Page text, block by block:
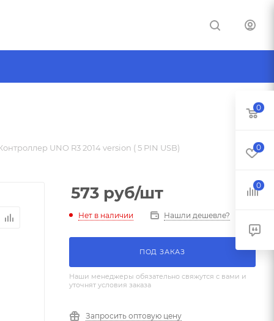
UNO R3 2014 version ( 5 PIN USB)
573 руб/шт
Нет в наличии Нашли дешевле?
ПОД ЗАКАЗ
Наши менеджеры обязательно свяжутся с вами и
уточнят условия заказа
Запросить оптовую цену
0
0
0